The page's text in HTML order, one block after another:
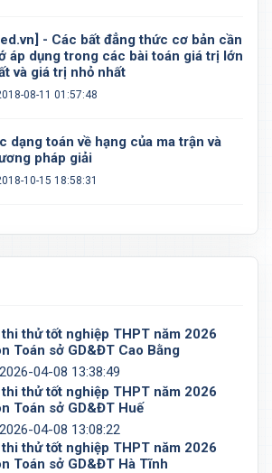
- Các bất đẳng thức cơ bản cần
áp dụng trong các bài toán giá trị lớn
và giá trị nhỏ nhất
08-11 01:57:48
dạng toán về hạng của ma trận và
pháp giải
10-15 18:58:31
thử tốt nghiệp THPT năm 2026
Toán sở GD&ĐT Cao Bằng
2026-04-08 13:38:49
thử tốt nghiệp THPT năm 2026
Toán sở GD&ĐT Huế
2026-04-08 13:08:22
thử tốt nghiệp THPT năm 2026
Toán sở GD&ĐT Hà Tĩnh